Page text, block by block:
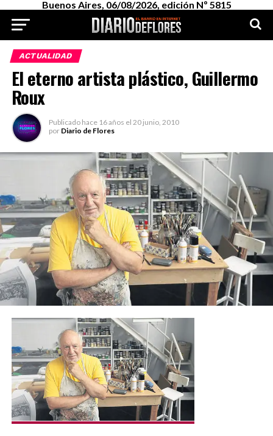
Buenos Aires, 06/08/2026, edición Nº 5815
ACTUALIDAD
El eterno artista plástico, Guillermo
Roux
Publicado hace 16 años el 20 junio, 2010
por Diario de Flores